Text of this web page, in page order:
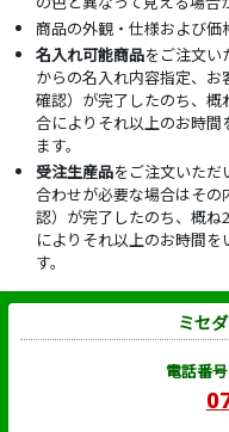
商品の外観・仕様および価
名入れ可能商品をご注文い
からの名入れ内容指定、
確認）が完了したのち、概
合によりそれ以上のお時
ます。
受注生産品をご注文いただ
合わせが必要な場合はそ
認）が完了したのち、概
によりそれ以上のお時間
す。
ミセ
電話番号